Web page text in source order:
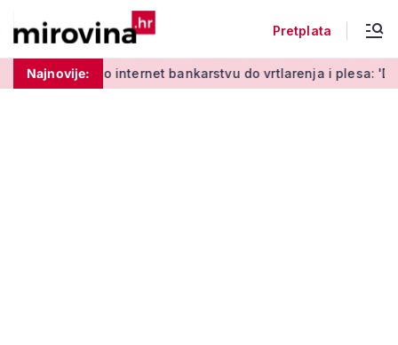
Pretplata
Najnovije:
učenja o internet bankarstvu do vrtlarenja i plesa: 'Da